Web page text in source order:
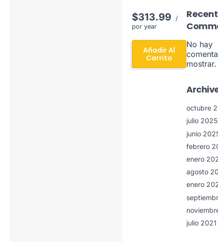
$313.99
/
por year
Añadir Al
Carrito
Recent
No hay
mostrar.
octubre
julio 2025
junio
febrero
enero
agosto
enero
julio 2021